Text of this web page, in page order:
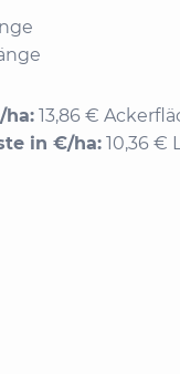
ha: 13,86 €
in €/ha: 10,36 €